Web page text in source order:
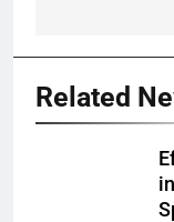
Related